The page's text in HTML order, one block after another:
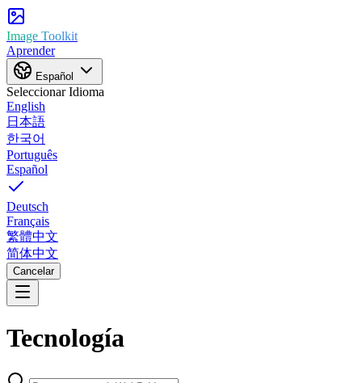
Image Toolkit
Aprender
Español
Seleccionar Idioma
English
日本語
한국어
Português
Español
Deutsch
Français
繁體中文
简体中文
Cancelar
Tecnología